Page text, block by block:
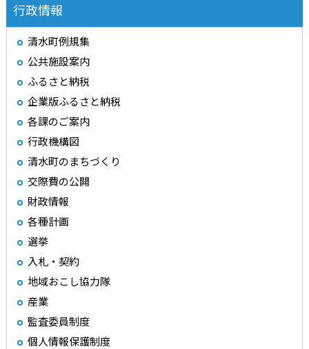
行政情報
清水町例規集
公共施設案内
ふるさと納税
企業版ふるさと納税
各課のご案内
行政機構図
清水町のまちづくり
交際費の公開
財政情報
各種計画
選挙
入札・契約
地域おこし協力隊
産業
監査委員制度
個人情報保護制度